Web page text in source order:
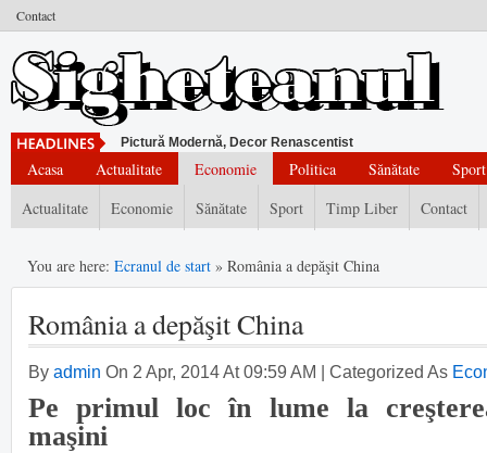
Contact
Pictură Modernă, Decor Renascentist
Acasa Actualitate Economie Politica Sănătate
Sport
Actualitate
Economie Sănătate Sport Timp Liber Contact
You are here: Ecranul de start » România a depăşit China
România a depăşit China
By admin On 2 Apr, 2014 At 09:59 AM | Categorized As
Pe primul loc în lume la
maşini